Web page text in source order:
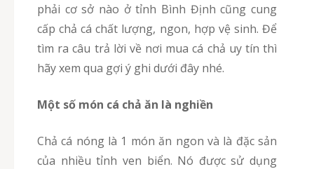
phải cơ sở nào ở tỉnh Bình Định cũng cung
cấp chả cá chất lượng, ngon, hợp vệ sinh. Để
tìm ra câu trả lời về nơi mua cá chả uy tín thì
hãy xem qua gợi ý ghi dưới đây nhé.
Một số món cá chả ăn là nghiền
Chả cá nóng là 1 món ăn ngon và là đặc sản
của nhiều tỉnh ven biển. Nó được sử dụng